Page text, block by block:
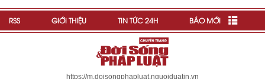
RSS GIỚI THIỆU TIN TỨC 24H BÁO MỚI
https://m.doisongphapluat.nguoiduatin.vn